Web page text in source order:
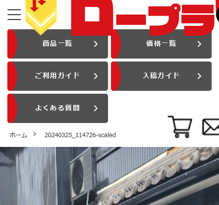
商品一覧 価格一覧
ご利用ガイド 入稿ガイド
よくある質問
ホーム 20240325_114726-scaled